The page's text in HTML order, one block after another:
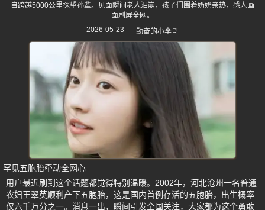
自跨越5000公里探望孙辈。见面瞬间老人泪崩，孩子们围着奶奶亲热，感人画
面刷屏全网。
2026-05-23
勤奋的小李哥
罕见五胞胎牵动全网心
用户最近刷到这个话题都觉得特别温暖。2002年，河北沧州一名普通
农妇王翠英顺利产下五胞胎，这是国内首例存活的五胞胎，出生概率
仅六千万分之一。消息一出，瞬间引发全国关注，大家都为这个勇敢